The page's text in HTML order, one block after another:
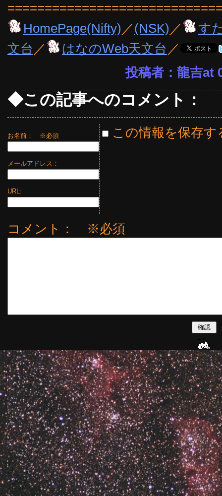
HomePage(Nifty) ／(NSK) ／
す
文台 ／ はなのWeb天文台 ／
投稿者：龍吉at
◆この記事へのコメント：
お名前： ※必須
メールアドレス：
URL:
この情報を保存す
コメント： ※必須